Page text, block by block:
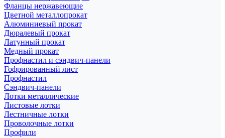
Фланцы нержавеющие
Цветной металлопрокат
Алюминиевый прокат
Дюралевый прокат
Латунный прокат
Медный прокат
Профнастил и сэндвич-панели
Гофрированный лист
Профнастил
Сэндвич-панели
Лотки металлические
Листовые лотки
Лестничные лотки
Проволочные лотки
Профили